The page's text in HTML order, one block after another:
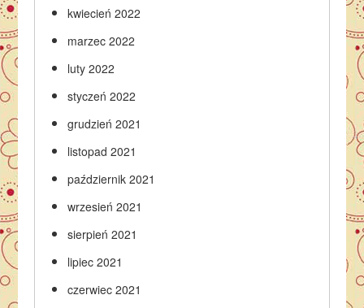
kwiecień 2022
marzec 2022
luty 2022
styczeń 2022
grudzień 2021
listopad 2021
październik 2021
wrzesień 2021
sierpień 2021
lipiec 2021
czerwiec 2021